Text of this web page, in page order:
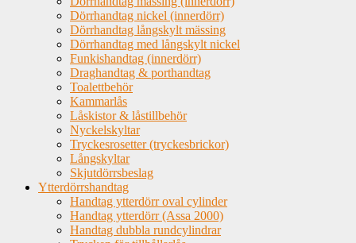
Dörrhandtag nickel (innerdörr)
Dörrhandtag långskylt mässing
Dörrhandtag med långskylt nickel
Funkishandtag (innerdörr)
Draghandtag & porthandtag
Toalettbehör
Kammarlås
Låskistor & låstillbehör
Nyckelskyltar
Tryckesrosetter (tryckesbrickor)
Långskyltar
Skjutdörrsbeslag
Ytterdörrshandtag
Handtag ytterdörr oval cylinder
Handtag ytterdörr (Assa 2000)
Handtag dubbla rundcylindrar